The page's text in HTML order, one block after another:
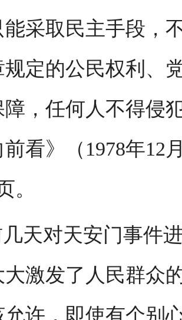
能采取民主手段，
规定的公民权利、
障，任何人不得侵
看》（1978年12
。
天对天安门事件
大激发了人民群众
允许，即使有个别